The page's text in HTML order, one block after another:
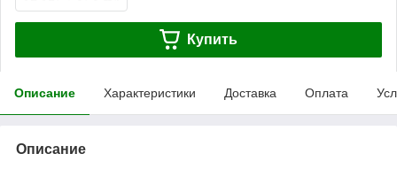
Купить
Описание Характеристики Доставка Оплата
Описание